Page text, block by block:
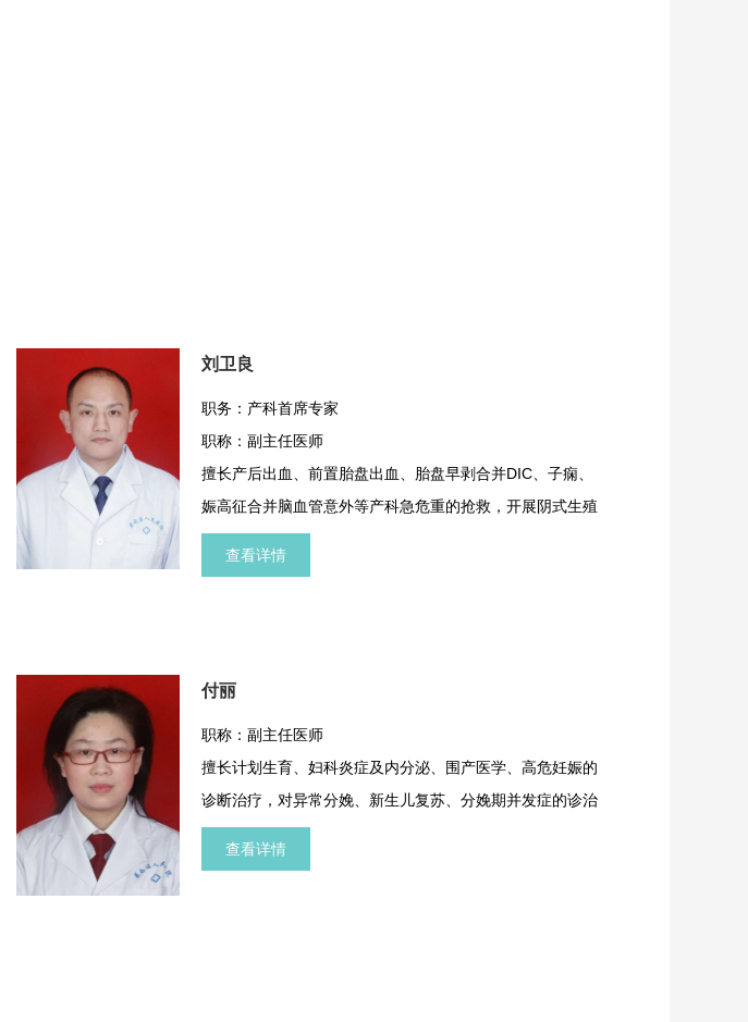
刘卫良
职务：产科首席专家
职称：副主任医师
擅长产后出血、前置胎盘出血、胎盘早剥合并DIC、子痫、
娠高征合并脑血管意外等产科急危重的抢救，开展阴式生殖
系统、妇产科腹腔镜手术。
查看详情
付丽
职称：副主任医师
擅长计划生育、妇科炎症及内分泌、围产医学、高危妊娠的
诊断治疗，对异常分娩、新生儿复苏、分娩期并发症的诊治
具有丰富的临床经验。
查看详情